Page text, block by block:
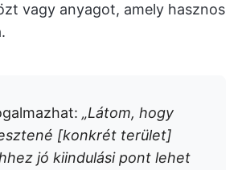
vagy anyagot, amely hasznos
„Látom, hogy
[konkrét terület]
jó kiindulási pont lehet